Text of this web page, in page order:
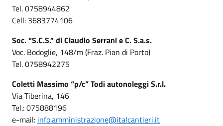
Tel. 0758944862
Cell: 3683774106
Soc. “S.C.S.” di Claudio Serrani e C. S.a.s.
Voc. Bodoglie, 148/m (Fraz. Pian di Porto)
Tel. 0758942275
Coletti Massimo “p/c” Todi autonoleggi S.r.l.
Via Tiberina, 146
Tel.: 075888196
e-mail: info.amministrazione@italcantieri.it